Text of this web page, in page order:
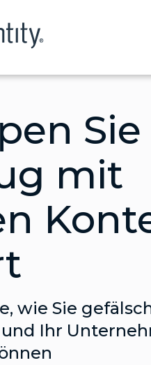
Sie
mit
wie Sie
Ihr